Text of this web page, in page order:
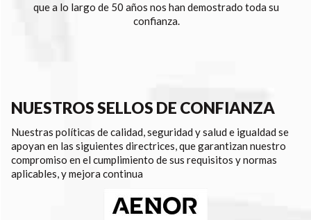
que a lo largo de 50 años nos han demostrado toda su
confianza.
NUESTROS SELLOS DE CONFIANZA
Nuestras políticas de calidad, seguridad y salud e igualdad se
apoyan en las siguientes directrices, que garantizan nuestro
compromiso en el cumplimiento de sus requisitos y normas
aplicables, y mejora continua